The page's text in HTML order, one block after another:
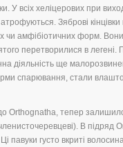
У всіх хеліцерових при
атрофуються. Зяброві
чи амфібіотичних форм.
перетворилися в
діяльність ще
спарювання, стали
Orthognatha, тепер
В підряд
густо вкриті